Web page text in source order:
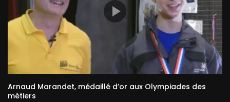
Arnaud Marandet, médaillé d’or aux Olympiades des
métiers